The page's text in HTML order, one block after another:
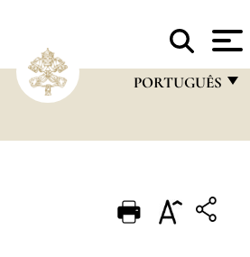
PORTUGUÊS
PORTUGUÊS